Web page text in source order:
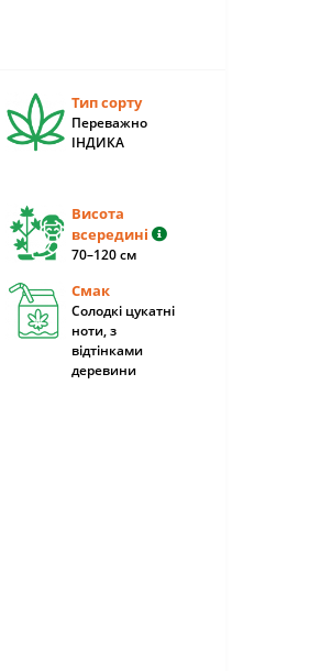
Тип сорту
Переважно
ІНДИКА
Висота
всередині
70–120 см
Смак
Солодкі цукатні
ноти, з
відтінками
деревини